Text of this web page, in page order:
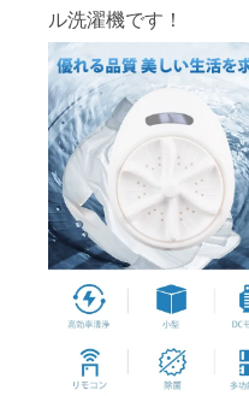
ル洗濯機です！